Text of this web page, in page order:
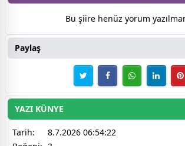
Bu şiire henüz yorum
Paylaş
YAZI KÜNYE
Tarih:
8.7.2026 06:54:22